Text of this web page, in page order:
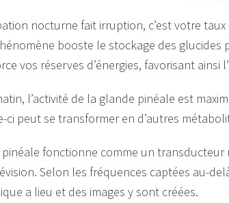
nocturne fait irruption, c’est votre
booste le stockage des glucides
vos réserves d’énergies, favorisant ainsi
l’activité de la glande pinéale est
ci peut se transformer en d’autres
pinéale fonctionne comme un
Selon les fréquences captées au-
a lieu et des images y sont créées.